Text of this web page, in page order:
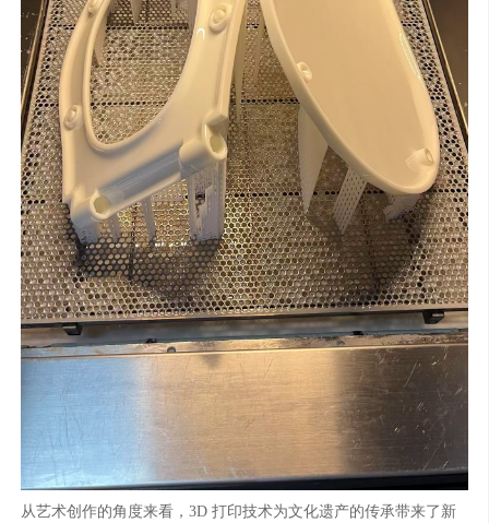
从艺术创作的角度来看，3D 打印技术为文化遗产的传承带来了新